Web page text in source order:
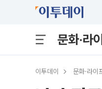
문화·라
이투데이 문화·라이